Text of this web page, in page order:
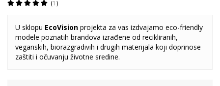
1
U sklopu EcoVision projekta za vas izdvajamo eco-friendly
modele poznatih brandova izrađene od recikliranih,
veganskih, biorazgradivih i drugih materijala koji doprinose
zaštiti i očuvanju životne sredine.